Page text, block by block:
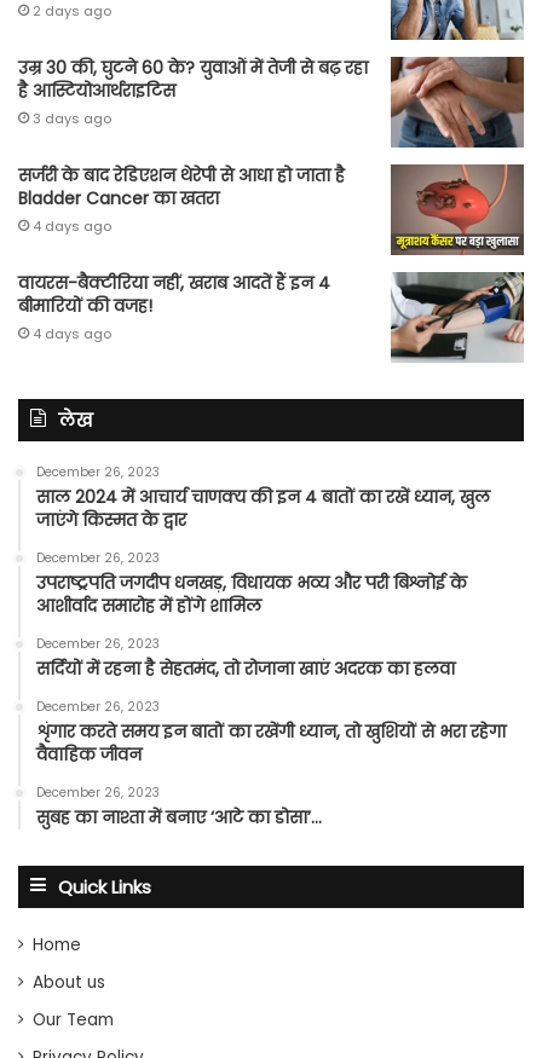
2 days ago
उम्र 30 की, घुटने 60 के? युवाओं में तेजी से बढ़ रहा
है आस्टियोआर्थराइटिस
3 days ago
सर्जरी के बाद रेडिएशन थेरेपी से आधा हो जाता है
Bladder Cancer का खतरा
4 days ago
वायरस-बैक्टीरिया नहीं, खराब आदतें हैं इन 4
बीमारियों की वजह!
4 days ago
लेख
December 26, 2023
साल 2024 में आचार्य चाणक्य की इन 4 बातों का रखें ध्यान, खुल
जाएंगे किस्मत के द्वार
December 26, 2023
उपराष्ट्रपति जगदीप धनखड़, विधायक भव्य और परी बिश्नोई के
आशीर्वाद समारोह में होंगे शामिल
December 26, 2023
सर्दियों में रहना है सेहतमंद, तो रोजाना खाएं अदरक का हलवा
December 26, 2023
शृंगार करते समय इन बातों का रखेंगी ध्यान, तो खुशियों से भरा रहेगा
वैवाहिक जीवन
December 26, 2023
सुबह का नाश्ता में बनाए ‘आटे का डोसा’…
Quick Links
Home
About us
Our Team